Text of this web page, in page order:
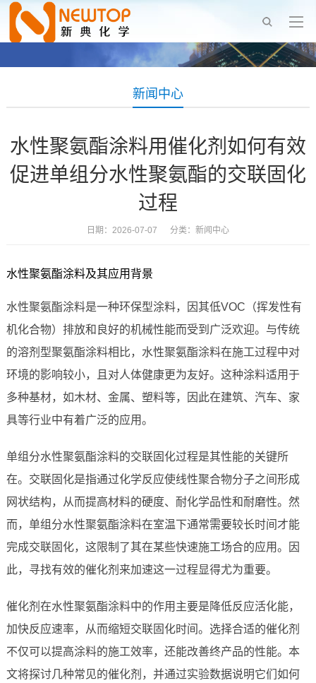
新闻中心
水性聚氨酯涂料用催化剂如何有效
促进单组分水性聚氨酯的交联固化
过程
日期：2026-07-07 分类： 新闻中心
水性聚氨酯涂料及其应用背景
水性聚氨酯涂料是一种环保型涂料，因其低VOC（挥发性有
机化合物）排放和良好的机械性能而受到广泛欢迎。与传统
的溶剂型聚氨酯涂料相比，水性聚氨酯涂料在施工过程中对
环境的影响较小，且对人体健康更为友好。这种涂料适用于
多种基材，如木材、金属、塑料等，因此在建筑、汽车、家
具等行业中有着广泛的应用。
单组分水性聚氨酯涂料的交联固化过程是其性能的关键所
在。交联固化是指通过化学反应使线性聚合物分子之间形成
网状结构，从而提高材料的硬度、耐化学品性和耐磨性。然
而，单组分水性聚氨酯涂料在室温下通常需要较长时间才能
完成交联固化，这限制了其在某些快速施工场合的应用。因
此，寻找有效的催化剂来加速这一过程显得尤为重要。
催化剂在水性聚氨酯涂料中的作用主要是降低反应活化能，
加快反应速率，从而缩短交联固化时间。选择合适的催化剂
不仅可以提高涂料的施工效率，还能改善终产品的性能。本
文将探讨几种常见的催化剂，并通过实验数据说明它们如何